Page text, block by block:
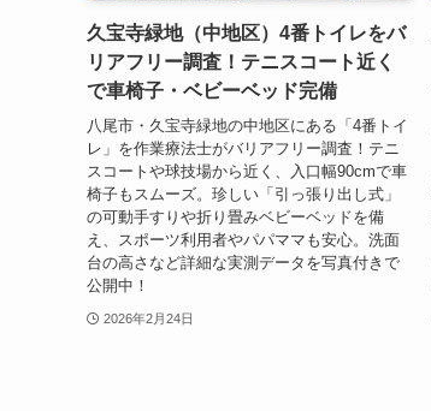
久宝寺緑地（中地区）4番トイレをバ
リアフリー調査！テニスコート近く
で車椅子・ベビーベッド完備
八尾市・久宝寺緑地の中地区にある「4番トイ
レ」を作業療法士がバリアフリー調査！テニ
スコートや球技場から近く、入口幅90cmで車
椅子もスムーズ。珍しい「引っ張り出し式」
の可動手すりや折り畳みベビーベッドを備
え、スポーツ利用者やパパママも安心。洗面
台の高さなど詳細な実測データを写真付きで
公開中！
2026年2月24日